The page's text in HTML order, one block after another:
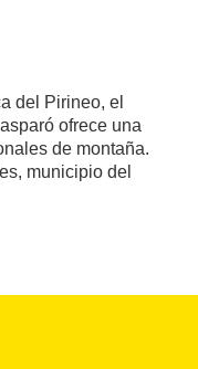
del Pirineo, el
ofrece una
de montaña.
municipio del